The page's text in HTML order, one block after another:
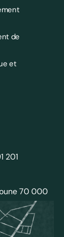
de
et
201
70 000